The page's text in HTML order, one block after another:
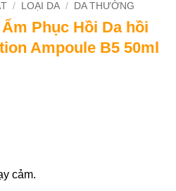
/ LOẠI DA / DA THƯỜNG
Phục Hồi Da hồi
Ampoule B5 50ml
cảm.